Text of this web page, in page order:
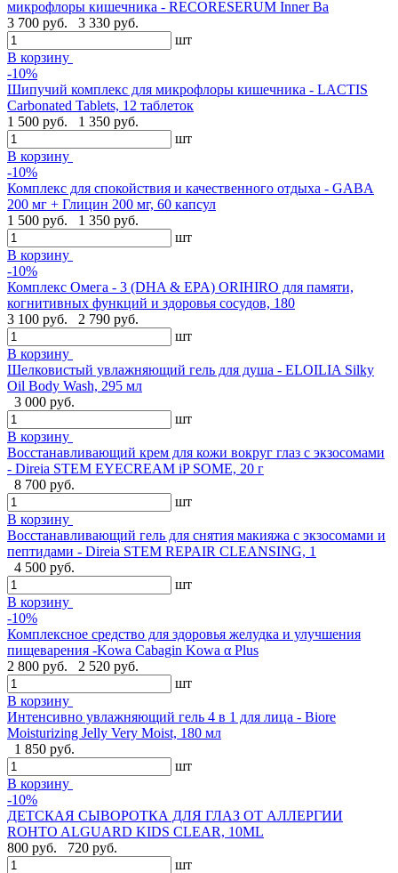
микрофлоры кишечника - RECORESERUM Inner Ba
3 700 руб.
3 330 руб.
шт
В корзину
-10%
Шипучий комплекс для микрофлоры кишечника - LACTIS
Carbonated Tablets, 12 таблеток
1 500 руб.
1 350 руб.
шт
В корзину
-10%
Комплекс для спокойствия и качественного отдыха - GABA
200 мг + Глицин 200 мг, 60 капсул
1 500 руб.
1 350 руб.
шт
В корзину
-10%
Комплекс Омега - 3 (DHA & EPA) ORIHIRO для памяти,
когнитивных функций и здоровья сосудов, 180
3 100 руб.
2 790 руб.
шт
В корзину
Шелковистый увлажняющий гель для душа - ELOILIA Silky
Oil Body Wash, 295 мл
3 000 руб.
шт
В корзину
Восстанавливающий крем для кожи вокруг глаз с экзосомами
- Direia STEM EYECREAM iP SOME, 20 г
8 700 руб.
шт
В корзину
Восстанавливающий гель для снятия макияжа с экзосомами и
пептидами - Direia STEM REPAIR CLEANSING, 1
4 500 руб.
шт
В корзину
-10%
Комплексное средство для здоровья желудка и улучшения
пищеварения -Kowa Cabagin Kowa α Plus
2 800 руб.
2 520 руб.
шт
В корзину
Интенсивно увлажняющий гель 4 в 1 для лица - Biore
Moisturizing Jelly Very Moist, 180 мл
1 850 руб.
шт
В корзину
-10%
ДЕТСКАЯ СЫВОРОТКА ДЛЯ ГЛАЗ ОТ АЛЛЕРГИИ
ROHTO ALGUARD KIDS CLEAR, 10ML
800 руб.
720 руб.
шт